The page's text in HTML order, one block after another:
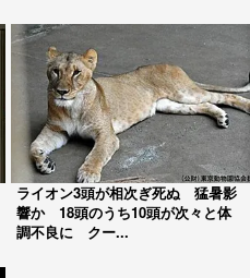
ライオン3頭が相次ぎ死ぬ 猛暑影
響か 18頭のうち10頭が次々と体
調不良に クー...